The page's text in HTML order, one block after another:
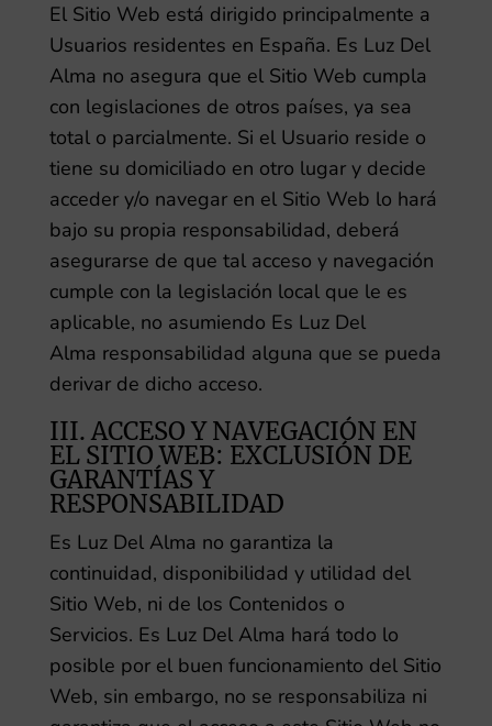
El Sitio Web está dirigido principalmente a
Usuarios residentes en España. Es Luz Del
Alma no asegura que el Sitio Web cumpla
con legislaciones de otros países, ya sea
total o parcialmente. Si el Usuario reside o
tiene su domiciliado en otro lugar y decide
acceder y/o navegar en el Sitio Web lo hará
bajo su propia responsabilidad, deberá
asegurarse de que tal acceso y navegación
cumple con la legislación local que le es
aplicable, no asumiendo Es Luz Del
Alma responsabilidad alguna que se pueda
derivar de dicho acceso.
III. ACCESO Y NAVEGACIÓN EN
EL SITIO WEB: EXCLUSIÓN DE
GARANTÍAS Y
RESPONSABILIDAD
Es Luz Del Alma no garantiza la
continuidad, disponibilidad y utilidad del
Sitio Web, ni de los Contenidos o
Servicios. Es Luz Del Alma hará todo lo
posible por el buen funcionamiento del Sitio
Web, sin embargo, no se responsabiliza ni